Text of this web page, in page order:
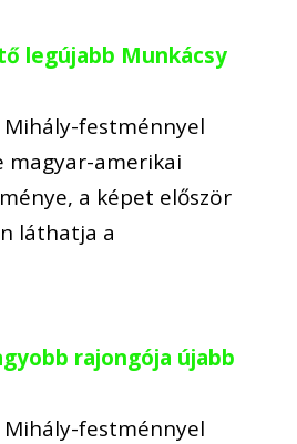
legújabb Munkácsy
Mihály-festménnyel
magyar-amerikai
a képet először
láthatja a
rajongója újabb
Mihály-festménnyel